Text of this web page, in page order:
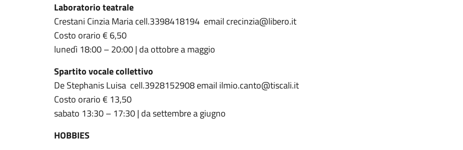
Laboratorio teatrale
Crestani Cinzia Maria cell.3398418194 email crecinzia@libero.it
Costo orario € 6,50
lunedì 18:00 – 20:00 | da ottobre a maggio
Spartito vocale collettivo
De Stephanis Luisa cell.3928152908 email ilmio.canto@tiscali.it
Costo orario € 13,50
sabato 13:30 – 17:30 | da settembre a giugno
HOBBIES